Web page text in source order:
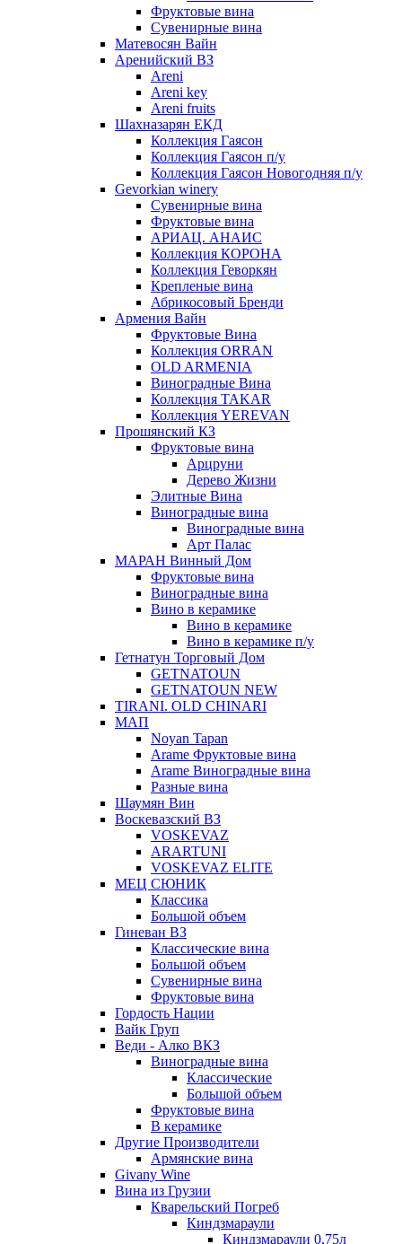
Фруктовые вина
Cувенирные вина
Матевосян Вайн
Аренийский ВЗ
Areni
Areni key
Areni fruits
Шахназарян ЕКД
Коллекция Гаясон
Коллекция Гаясон п/у
Коллекция Гаясон Новогодняя п/у
Gevorkian winery
Сувенирные вина
Фруктовые вина
АРИАЦ. АНАИС
Коллекция КОРОНА
Коллекция Геворкян
Крепленые вина
Абрикосовый Бренди
Армения Вайн
Фруктовые Вина
Коллекция ORRAN
OLD ARMENIA
Виноградные Вина
Коллекция TAKAR
Коллекция YEREVAN
Прошянский КЗ
Фруктовые вина
Арцруни
Дерево Жизни
Элитные Вина
Виноградные вина
Виноградные вина
Арт Палас
МАРАН Винный Дом
Фруктовые вина
Виноградные вина
Вино в керамике
Вино в керамике
Вино в керамике п/у
Гетнатун Торговый Дом
GETNATOUN
GETNATOUN NEW
TIRANI. OLD CHINARI
МАП
Noyan Tapan
Arame Фруктовые вина
Arame Виноградные вина
Разные вина
Шаумян Вин
Воскевазский ВЗ
VOSKEVAZ
ARARTUNI
VOSKEVAZ ELITE
МЕЦ СЮНИК
Классика
Большой объем
Гиневан ВЗ
Классические вина
Большой объем
Сувенирные вина
Фруктовые вина
Гордость Нации
Вайк Груп
Веди - Алко ВКЗ
Виноградные вина
Классические
Большой объем
Фруктовые вина
В керамике
Другие Производители
Армянские вина
Givany Wine
Вина из Грузии
Кварельский Погреб
Киндзмараули
Киндзмараули 0,75л